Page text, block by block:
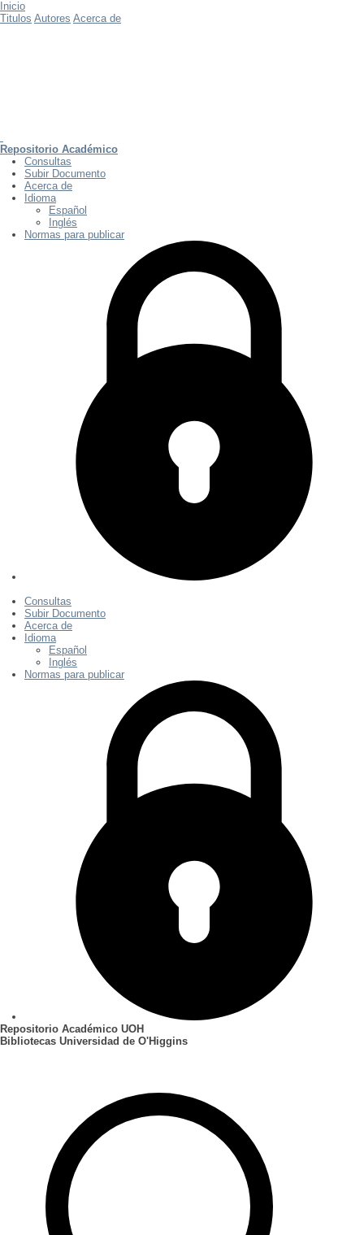
Inicio
Titulos Autores Acerca de
Repositorio Académico
Consultas
Subir Documento
Acerca de
Idioma
Español
Inglés
Normas para publicar
Consultas
Subir Documento
Acerca de
Idioma
Español
Inglés
Normas para publicar
Repositorio Académico UOH
Bibliotecas Universidad de O'Higgins